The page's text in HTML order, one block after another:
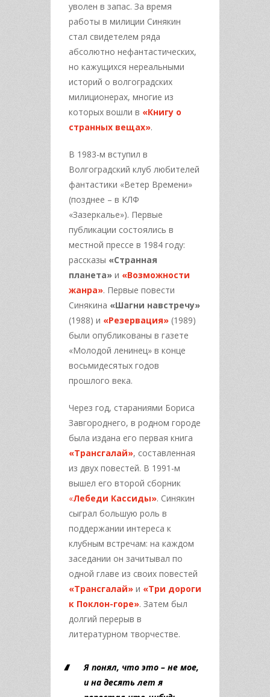
уволен в запас. За время
работы в милиции Синякин
стал свидетелем ряда
абсолютно нефантастических,
но кажущихся нереальными
историй о волгоградских
милиционерах, многие из
которых вошли в «Книгу о
странных вещах».
В 1983-м вступил в
Волгоградский клуб любителей
фантастики «Ветер Времени»
(позднее – в КЛФ
«Зазеркалье»). Первые
публикации состоялись в
местной прессе в 1984 году:
рассказы «Странная
планета» и «Возможности
жанра». Первые повести
Синякина «Шагни навстречу»
(1988) и «Резервация» (1989)
были опубликованы в газете
«Молодой ленинец» в конце
восьмидесятых годов
прошлого века.
Через год, стараниями Бориса
Завгороднего, в родном городе
была издана его первая книга
«Трансгалай», составленная
из двух повестей. В 1991-м
вышел его второй сборник
«Лебеди Кассиды». Синякин
сыграл большую роль в
поддержании интереса к
клубным встречам: на каждом
заседании он зачитывал по
одной главе из своих повестей
«Трансгалай» и «Три дороги
к Поклон-горе». Затем был
долгий перерыв в
литературном творчестве.
Я понял, что это – не мое,
и на десять лет я